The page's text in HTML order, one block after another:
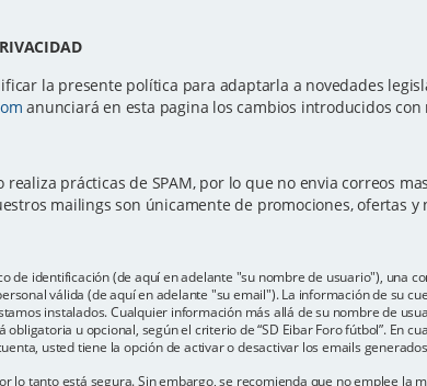
la presente política para adaptarla a novedades
anunciará en esta pagina los cambios introducidos
realiza prácticas de SPAM, por lo que no envia correos
mailings son únicamente de promociones, ofertas
de identificación (de aquí en adelante "su nombre de usuario"), una
válida (de aquí en adelante "su email"). La información de su
instalados. Cualquier información más allá de su nombre de
u opcional, según el criterio de “SD Eibar Foro fútbol”. En
usted tiene la opción de activar o desactivar los emails
lo tanto está segura. Sin embargo, se recomienda que no emplee la